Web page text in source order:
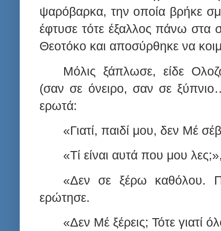
ψαρόβαρκα, την οποία βρήκε
έφτυσε τότε έξαλλος πάνω στα
Θεοτόκο και αποσύρθηκε να
Μόλις ξάπλωσε, είδε
(σαν σε όνειρο, σαν σε
ερωτά:
«Γιατί, παιδί μου, δεν Μέ
«Τί είναι αυτά που μου
«Δεν σε ξέρω καθόλου.
ερώτησε.
«Δεν Μέ ξέρεις; Τότε γιατί